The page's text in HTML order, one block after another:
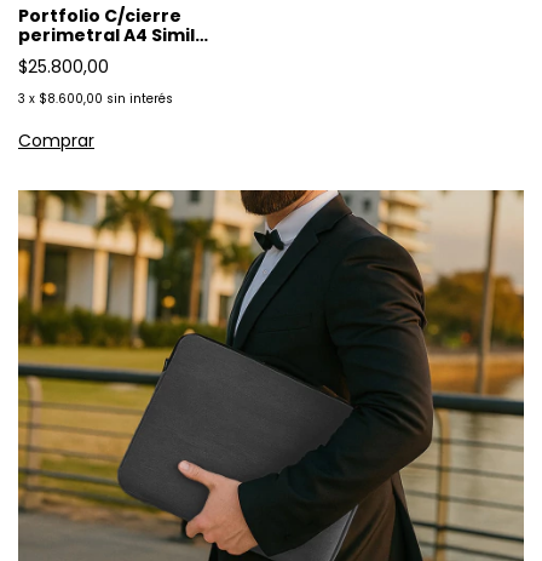
Portfolio C/cierre
perimetral A4 Simil
Gabardina
$25.800,00
3 x $8.600,00 sin interés